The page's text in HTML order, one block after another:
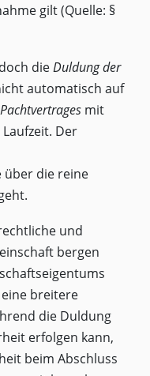
gilt (Quelle: §
dieDuldung der
automatisch auf
mit
Der
über die reine
und
bergen
breitere
die Duldung
erfolgen kann,
beim Abschluss